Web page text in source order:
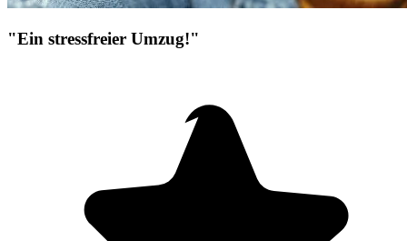
"Ein stressfreier Umzug!"